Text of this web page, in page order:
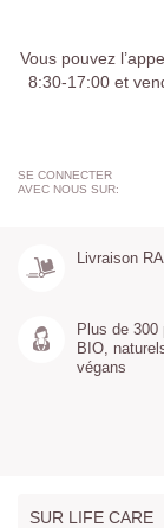
Vous pouvez
8:30-17:00 et
SE CONNECTER
AVEC NOUS SUR:
Livraison
Plus de 300
BIO,
végans
SUR LIFE CARE